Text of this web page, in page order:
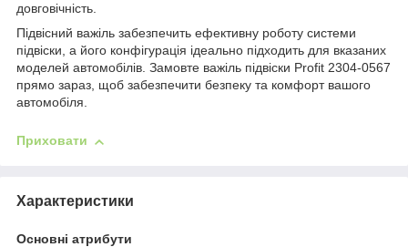
довговічність.
Підвісний важіль забезпечить ефективну роботу системи
підвіски, а його конфігурація ідеально підходить для вказаних
моделей автомобілів. Замовте важіль підвіски Profit 2304-0567
прямо зараз, щоб забезпечити безпеку та комфорт вашого
автомобіля.
Приховати
Характеристики
Основні атрибути